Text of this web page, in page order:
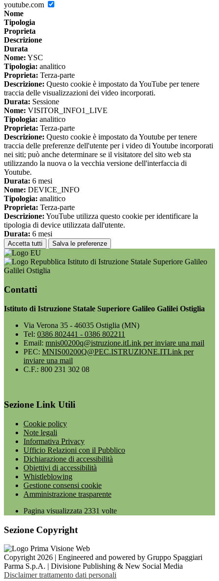
youtube.com
Nome
Tipologia
Proprieta
Descrizione
Durata
Nome: YSC
Tipologia: analitico
Proprieta: Terza-parte
Descrizione: Questo cookie è impostato da YouTube per tenere
traccia delle visualizzazioni dei video incorporati.
Durata: Sessione
Nome: VISITOR_INFO1_LIVE
Tipologia: analitico
Proprieta: Terza-parte
Descrizione: Questo cookie è impostato da Youtube per tenere
traccia delle preferenze dell'utente per i video di Youtube incorporati
nei siti; può anche determinare se il visitatore del sito web sta
utilizzando la nuova o la vecchia versione dell'interfaccia di
Youtube.
Durata: 6 mesi
Nome: DEVICE_INFO
Tipologia: analitico
Proprieta: Terza-parte
Descrizione: YouTube utilizza questo cookie per identificare la
tipologia di device utilizzata dall'utente.
Durata: 6 mesi
Accetta tutti Salva le preferenze
Istituto di Istruzione Statale Superiore Galileo
Galilei Ostiglia
Contatti
Istituto di Istruzione Statale Superiore Galileo Galilei Ostiglia
Via Verona 35 - 46035 Ostiglia (MN)
Tel: 0386 802441 - 0386 802211
Email: mnis00200q@istruzione.itLink per inviare una mail
PEC: MNIS00200Q@PEC.ISTRUZIONE.ITLink per
inviare una mail
C.F.: 800 231 302 08
Sezione Link Utili
Cookie policy
Note legali
Informativa Privacy
Ufficio Relazioni con il Pubblico
Dichiarazione di accessibilità
Obiettivi di accessibilità
Whistleblowing
Gestione consensi cookie
Amministrazione trasparente
Pagina visualizzata 2331 volte
Sezione Copyright
Copyright 2026 | Engineered and powered by Gruppo Spaggiari
Parma S.p.A. | Divisione Publishing & New Social Media
Disclaimer trattamento dati personali